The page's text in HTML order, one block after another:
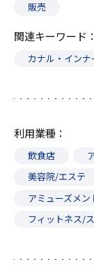
販売
関連キーワード
カナル・イン
利用業種
飲食店
美容院/エステ
アミューズメン
フィットネス/